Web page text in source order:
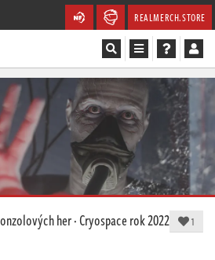
REALMERCH.STORE
her·Cryospacerok 2022 1